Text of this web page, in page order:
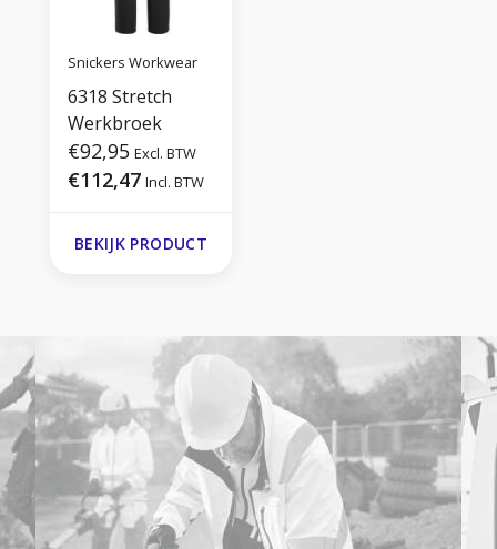
Snickers Workwear
6318 Stretch
Werkbroek
€92,95 Excl. BTW
€112,47 Incl. BTW
BEKIJK PRODUCT